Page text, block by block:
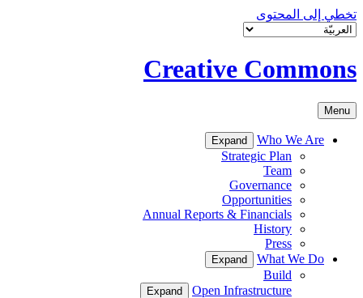
تخطي إلى المحتوى
Creative Commons
Menu
Who We Are
Expand
Strategic Plan
Team
Governance
Opportunities
Annual Reports & Financials
History
Press
What We Do
Expand
Build
Open Infrastructure
Expand